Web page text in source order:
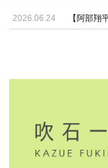
2026.06.24 【阿部翔